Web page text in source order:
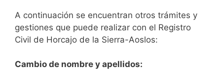
A continuación se encuentran otros trámites y
gestiones que puede realizar con el Registro
Civil de Horcajo de la Sierra-Aoslos:
Cambio de nombre y apellidos: